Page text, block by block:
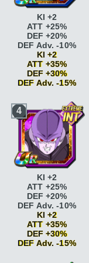
+15%
Combat acharné
+20%
Fonceur ATT +10%
DEF Adv. -10%
FonceurATT +15%
DEF Adv. -15%
Tournoi du
pouvoirKI +3
pouvoir
KI +3 ATT
+7% DEF +7%
Jugement
sereinDEF +20%
Jugement
sereinDEF +25%
époustouflanteKI
Vitesse
époustouflante
+2 DEF +5%
Combat acharnéATT
+15%
Combat acharné
+20%
Fonceur ATT +10%
DEF Adv. -10%
FonceurATT +15%
DEF Adv. -15%
Jugement
sereinDEF +20%
KI +2
ATT +25%
DEF +20%
DEF Adv. -10%
KI +2
ATT +35%
DEF +30%
DEF Adv. -15%
4
KI +2
ATT +25%
DEF +20%
DEF Adv. -10%
KI +2
ATT +35%
DEF +30%
DEF Adv. -15%